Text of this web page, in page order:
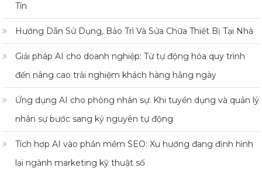
Tín
Hướng Dẫn Sử Dụng, Bảo Trì Và Sửa Chữa Thiết Bị Tại Nhà
Giải pháp AI cho doanh nghiệp: Từ tự động hóa quy trình
đến nâng cao trải nghiệm khách hàng hằng ngày
Ứng dụng AI cho phòng nhân sự: Khi tuyển dụng và quản lý
nhân sự bước sang kỷ nguyên tự động
Tích hợp AI vào phần mềm SEO: Xu hướng đang định hình
lại ngành marketing kỹ thuật số